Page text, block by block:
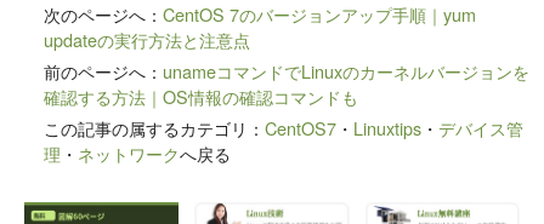
次のページへ：CentOS 7のバージョンアップ手順｜yum
updateの実行方法と注意点
前のページへ： unameコマンドでLinuxのカーネルバージョンを
確認する方法｜OS情報の確認コマンドも
この記事の属するカテゴリ：CentOS7 ・ Linuxtips ・デバイス管
理 ・ ネットワークへ戻る